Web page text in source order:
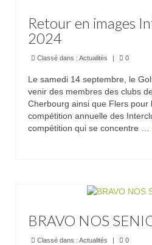
Retour en images
2024
Classé dans : Actualités | 0
Le samedi 14 septembre, le
venir des membres des clubs
Cherbourg ainsi que Flers pour
compétition annuelle des
compétition qui se concentre …
BRAVO NOS
Classé dans : Actualités | 0